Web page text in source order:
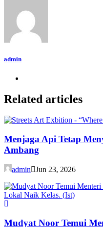
admin
Related articles
Menjaga Api Tetap
Ambang
admin Jun 23, 2026
Mudyat Noor Temui